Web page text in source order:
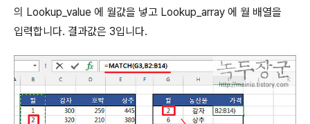
의 Lookup_value 에 월값을 넣고 Lookup_array 에 월 배열을
입력합니다. 결과값은 3입니다.